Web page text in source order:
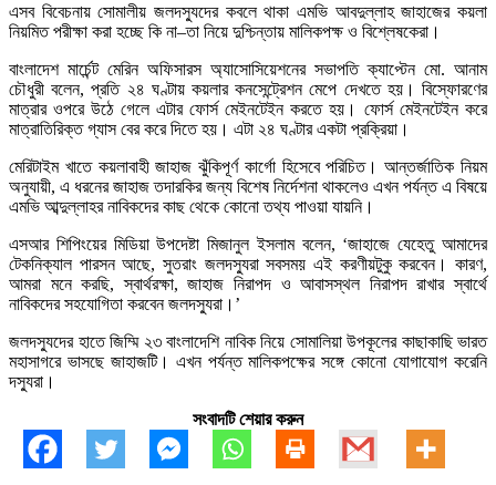
এসব বিবেচনায় সোমালীয় জলদস্যুদের কবলে থাকা এমভি আবদুল্লাহ জাহাজের কয়লা
নিয়মিত পরীক্ষা করা হচ্ছে কি না–তা নিয়ে দুশ্চিন্তায় মালিকপক্ষ ও বিশ্লেষকেরা।
বাংলাদেশ মার্চেন্ট মেরিন অফিসারস অ্যাসোসিয়েশনের সভাপতি ক্যাপ্টেন মো. আনাম
চৌধুরী বলেন, প্রতি ২৪ ঘণ্টায় কয়লার কনসেন্ট্রেশন মেপে দেখতে হয়। বিস্ফোরণের
মাত্রার ওপরে উঠে গেলে এটার ফোর্স মেইনটেইন করতে হয়। ফোর্স মেইনটেইন করে
মাত্রাতিরিক্ত গ্যাস বের করে দিতে হয়। এটা ২৪ ঘণ্টার একটা প্রক্রিয়া।
মেরিটাইম খাতে কয়লাবাহী জাহাজ ঝুঁকিপূর্ণ কার্গো হিসেবে পরিচিত। আন্তর্জাতিক নিয়ম
অনুযায়ী, এ ধরনের জাহাজ তদারকির জন্য বিশেষ নির্দেশনা থাকলেও এখন পর্যন্ত এ বিষয়ে
এমভি আব্দুল্লাহর নাবিকদের কাছ থেকে কোনো তথ্য পাওয়া যায়নি।
এসআর শিপিংয়ের মিডিয়া উপদেষ্টা মিজানুল ইসলাম বলেন, ‘জাহাজে যেহেতু আমাদের
টেকনিক্যাল পারসন আছে, সুতরাং জলদস্যুরা সবসময় এই করণীয়টুকু করবেন। কারণ,
আমরা মনে করছি, স্বার্থরক্ষা, জাহাজ নিরাপদ ও আবাসস্থল নিরাপদ রাখার স্বার্থে
নাবিকদের সহযোগিতা করবেন জলদস্যুরা।’
জলদস্যুদের হাতে জিম্মি ২৩ বাংলাদেশি নাবিক নিয়ে সোমালিয়া উপকূলের কাছাকাছি ভারত
মহাসাগরে ভাসছে জাহাজটি। এখন পর্যন্ত মালিকপক্ষের সঙ্গে কোনো যোগাযোগ করেনি
দস্যুরা।
সংবাদটি শেয়ার করুন